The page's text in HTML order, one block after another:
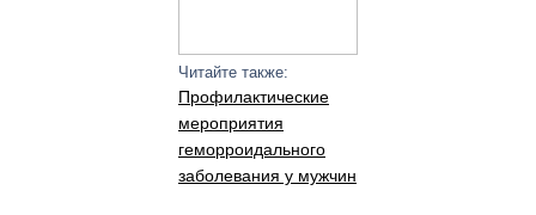
Читайте также:
Профилактические
мероприятия
геморроидального
заболевания у мужчин